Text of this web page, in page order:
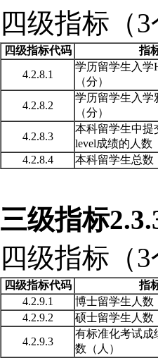
四级指标（3
四级指标代码 指
4.2.8.1
学历留学生入学
（分）
4.2.8.2
学历留学生入学
（分）
4.2.8.3
本科留学生中提
level成绩的人数
4.2.8.4
本科留学生总数
三级指标
四级指标（3
四级指标代码 指
4.2.9.1
博士留学生人数
4.2.9.2
硕士留学生人数
4.2.9.3
有标准化考试成
数（人）